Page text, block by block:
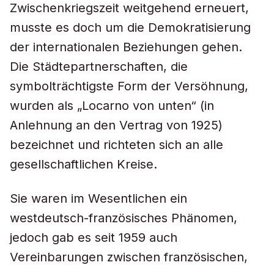
Zwischenkriegszeit weitgehend erneuert,
musste es doch um die Demokratisierung
der internationalen Beziehungen gehen.
Die Städtepartnerschaften, die
symbolträchtigste Form der Versöhnung,
wurden als „Locarno von unten“ (in
Anlehnung an den Vertrag von 1925)
bezeichnet und richteten sich an alle
gesellschaftlichen Kreise.
Sie waren im Wesentlichen ein
westdeutsch-französisches Phänomen,
jedoch gab es seit 1959 auch
Vereinbarungen zwischen französischen,